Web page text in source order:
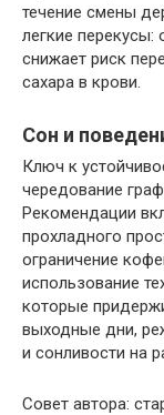
течение смены
легкие перекусы:
снижает риск
сахара в крови.
Сон и
Ключ к
чередование
Рекомендации
прохладного
ограничение
использование
которые
выходные дни,
и сонливости на
Совет автора: